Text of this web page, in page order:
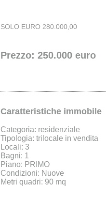
SOLO EURO 280.000,00
Prezzo: 250.000 euro
Caratteristiche immobile
Categoria: residenziale
Tipologia: trilocale in vendita
Locali: 3
Bagni: 1
Piano: PRIMO
Condizioni: Nuove
Metri quadri: 90 mq